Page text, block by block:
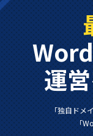
運
「独自ドメ
「